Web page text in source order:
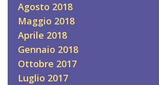
Agosto 2018
Maggio 2018
Aprile 2018
Gennaio 2018
Ottobre 2017
Luglio 2017